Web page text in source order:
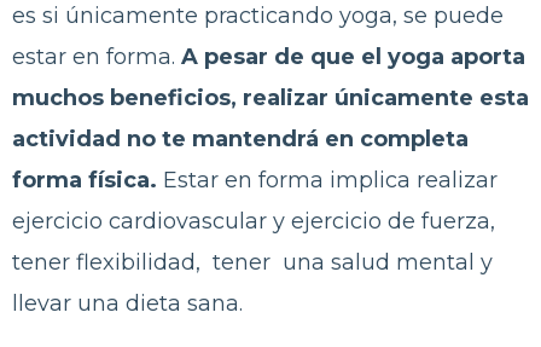
es si únicamente practicando yoga, se puede
estar en forma. A pesar de que el yoga aporta
muchos beneficios, realizar únicamente esta
actividad no te mantendrá en completa
forma física. Estar en forma implica realizar
ejercicio cardiovascular y ejercicio de fuerza,
tener flexibilidad, tener una salud mental y
llevar una dieta sana.